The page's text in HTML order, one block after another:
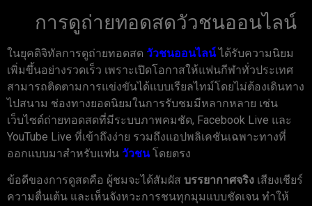
การดูถ่ายทอดสดวัวชนออนไลน์
ในยุคดิจิทัลการดูถ่ายทอดสด วัวชนออนไลน์ได้รับความนิยม
เพิ่มขึ้นอย่างรวดเร็ว เพราะเปิดโอกาสให้แฟนกีฬาทั่วประเทศ
สามารถติดตามการแข่งขันได้แบบเรียลไทม์โดยไม่ต้องเดินทาง
ไปสนาม ช่องทางยอดนิยมในการรับชมมีหลากหลาย เช่น
เว็บไซต์ถ่ายทอดสดที่มีระบบภาพคมชัด, Facebook Live และ
YouTube Live ที่เข้าถึงง่าย รวมถึงแอปพลิเคชันเฉพาะทางที่
ออกแบบมาสำหรับแฟน วัวชนโดยตรง
ข้อดีของการดูสดคือ ผู้ชมจะได้สัมผัส บรรยากาศจริง เสียงเชียร์
ความตื่นเต้น และเห็นจังหวะการชนทุกมุมแบบชัดเจน ทำให้